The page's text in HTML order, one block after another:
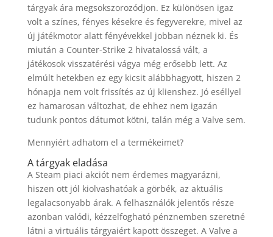
tárgyak ára megsokszorozódjon. Ez különösen igaz
volt a színes, fényes késekre és fegyverekre, mivel az
új játékmotor alatt fényévekkel jobban néznek ki. És
miután a Counter-Strike 2 hivatalossá vált, a
játékosok visszatérési vágya még erősebb lett. Az
elmúlt hetekben ez egy kicsit alábbhagyott, hiszen 2
hónapja nem volt frissítés az új klienshez. Jó eséllyel
ez hamarosan változhat, de ehhez nem igazán
tudunk pontos dátumot kötni, talán még a Valve sem.
Mennyiért adhatom el a termékeimet?
A tárgyak eladása
A Steam piaci akciót nem érdemes magyarázni,
hiszen ott jól kiolvashatóak a görbék, az aktuális
legalacsonyabb árak. A felhasználók jelentős része
azonban valódi, kézzelfogható pénznemben szeretné
látni a virtuális tárgyaiért kapott összeget. A Valve a